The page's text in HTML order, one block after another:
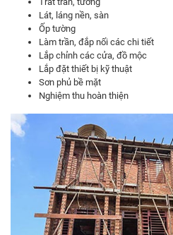
Lát, láng nền, sàn
Ốp tường
Làm trần, đắp nối các chi tiết
Lắp chỉnh các cửa, đồ mộc
Lắp đặt thiết bị kỹ thuật
Sơn phủ bề mặt
Nghiệm thu hoàn thiện